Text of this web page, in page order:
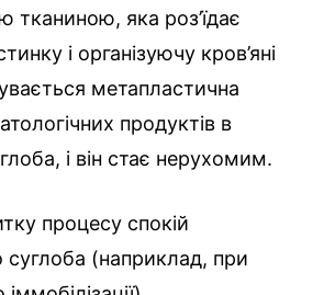
тканиною, яка роз’їдає
і організуючу кров’яні
метапластична
продуктів в
і він стає нерухомим.
процесу спокій
(наприклад, при